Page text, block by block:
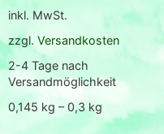
inkl. MwSt.
zzgl. Versandkosten
2-4 Tage nach
Versandmöglichkeit
0,145 kg – 0,3kg